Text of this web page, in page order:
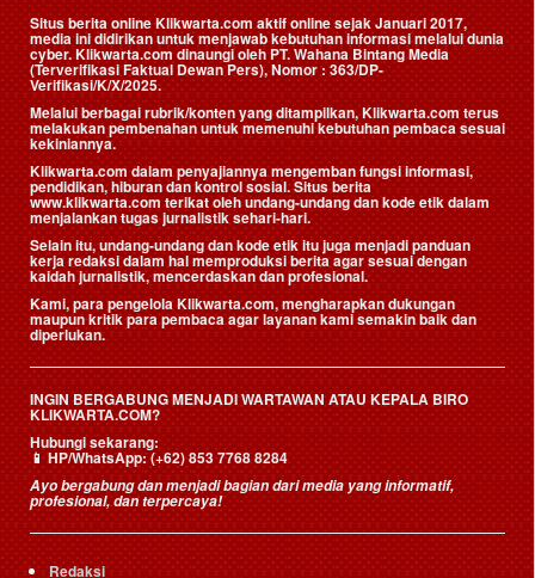
Situs berita online Klikwarta.com aktif online sejak Januari 2017,
media ini didirikan untuk menjawab kebutuhan informasi melalui dunia
cyber. Klikwarta.com dinaungi oleh PT. Wahana Bintang Media
(Terverifikasi Faktual Dewan Pers), Nomor : 363/DP-
Verifikasi/K/X/2025.
Melalui berbagai rubrik/konten yang ditampilkan, Klikwarta.com terus
melakukan pembenahan untuk memenuhi kebutuhan pembaca sesuai
kekiniannya.
Klikwarta.com dalam penyajiannya mengemban fungsi informasi,
pendidikan, hiburan dan kontrol sosial. Situs berita
www.klikwarta.com terikat oleh undang-undang dan kode etik dalam
menjalankan tugas jurnalistik sehari-hari.
Selain itu, undang-undang dan kode etik itu juga menjadi panduan
kerja redaksi dalam hal memproduksi berita agar sesuai dengan
kaidah jurnalistik, mencerdaskan dan profesional.
Kami, para pengelola Klikwarta.com, mengharapkan dukungan
maupun kritik para pembaca agar layanan kami semakin baik dan
diperlukan.
INGIN BERGABUNG MENJADI WARTAWAN ATAU KEPALA BIRO
KLIKWARTA.COM?
Hubungi sekarang:
📱HP/WhatsApp:(+62) 853 7768 8284
Ayo bergabung dan menjadi bagian dari media yang informatif,
profesional, dan terpercaya!
Redaksi